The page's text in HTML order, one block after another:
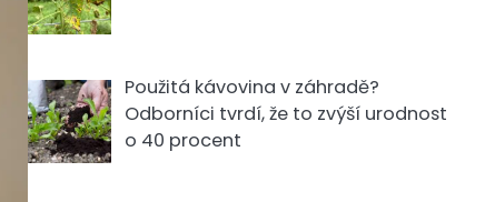
Použitá kávovina v záhradě?
Odborníci tvrdí, že to zvýší urodnost
o 40 procent